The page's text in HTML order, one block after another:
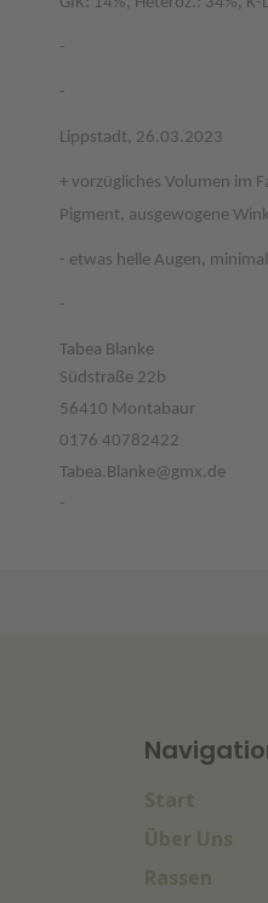
-
-
Lippstadt, 26.03.2023
+ vorzügliches Volumen im
Pigment, ausgewogene
- etwas helle Augen,
-
Tabea Blanke
Südstraße 22b
56410 Montabaur
0176 40782422
Tabea.Blanke@gmx.de
-
Start
Über Uns
Rassen